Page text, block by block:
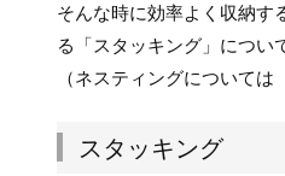
そんな時に効率よく収納す
る「スタッキング」につい
（ネスティングについては
スタッキング